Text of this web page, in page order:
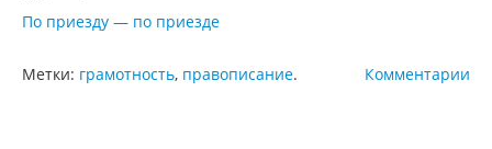
По приезду — по приезде
Комментарии
Метки: грамотность, правописание.